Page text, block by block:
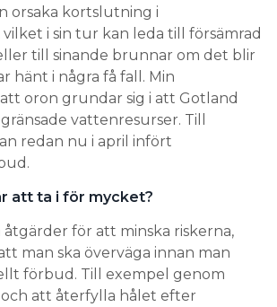
orsaka kortslutning i
i sin tur kan leda till försämrad
till sinande brunnar om det blir
hänt i några få fall. Min
oron grundar sig i att Gotland
vattenresurser. Till
redan nu i april infört
att ta i för mycket?
åtgärder för att minska riskerna,
man ska överväga innan man
förbud. Till exempel genom
att återfylla hålet efter